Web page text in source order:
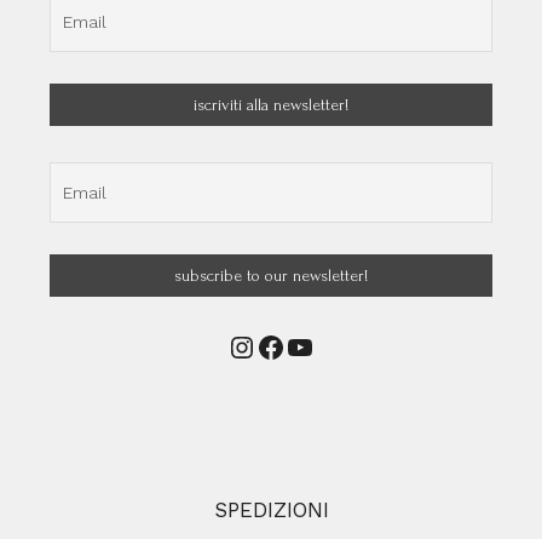
Instagram
Facebook
YouTube
SPEDIZIONI